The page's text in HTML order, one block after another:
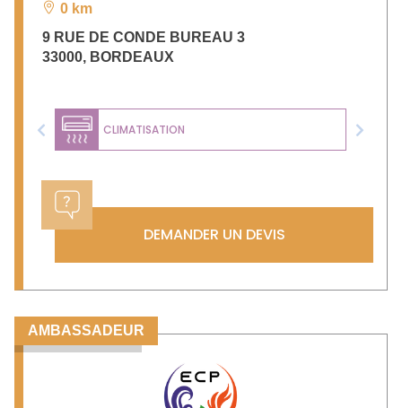
0 km
9 RUE DE CONDE BUREAU 3
33000, BORDEAUX
CLIMATISATION
Previous Next
DEMANDER UN DEVIS
AMBASSADEUR